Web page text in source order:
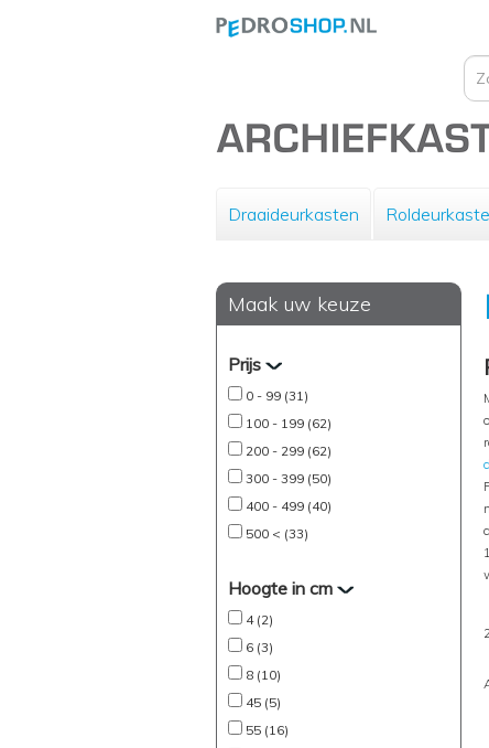
Draaideurkasten
Maak uw keuze
Prijs
0 - 99 (31)
100 - 199 (62)
200 - 299 (62)
300 - 399 (50)
400 - 499 (40)
500 < (33)
Hoogte in cm
4 (2)
6 (3)
8 (10)
45 (5)
55 (16)